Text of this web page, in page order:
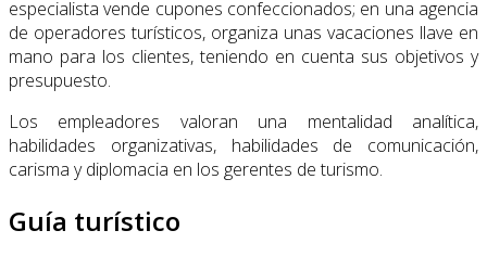
especialista vende cupones confeccionados; en una agencia
de operadores turísticos, organiza unas vacaciones llave en
mano para los clientes, teniendo en cuenta sus objetivos y
presupuesto.
Los empleadores valoran una mentalidad analítica,
habilidades organizativas, habilidades de comunicación,
carisma y diplomacia en los gerentes de turismo.
Guía turístico